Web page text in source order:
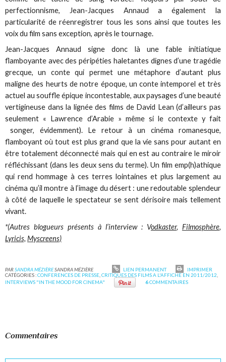
perfectionnisme, Jean-Jacques Annaud a également la
particularité de réenregistrer tous les sons ainsi que toutes les
voix du film sans exception, après le tournage.
Jean-Jacques Annaud signe donc là une fable initiatique
flamboyante avec des péripéties haletantes dignes d’une tragédie
grecque, un conte qui permet une métaphore d’autant plus
maligne des heurts de notre époque, un conte intemporel et très
actuel au souffle épique incontestable, aux paysages d’une beauté
vertigineuse dans la lignée des films de David Lean (d’ailleurs pas
seulement « Lawrence d’Arabie » même si le contexte y fait
songer, évidemment). Le retour à un cinéma romanesque,
flamboyant où tout est plus grand que la vie sans pour autant en
être totalement déconnecté mais qui en est au contraire le miroir
réfléchissant (dans les deux sens du terme). Un film emp(h)athique
qui rend hommage à ces terres lointaines et plus largement au
cinéma qu’il montre à l’image du désert : une redoutable splendeur
à côté de laquelle le spectateur se sent dérisoire mais tellement
vivant.
*(Autres blogueurs présents à l’interview : Vodkaster, Filmosphère,
Lyricis, Myscreens)
PARSANDRA MÉZIÈRESANDRA MÉZIÈRE LIEN PERMANENT
IMPRIMER
CATÉGORIES :CONFERENCES DE PRESSE ,CRITIQUES DES FILMS A L'AFFICHE EN 2011/2012
INTERVIEWS "IN THE MOOD FOR CINEMA"
6COMMENTAIRES
Commentaires